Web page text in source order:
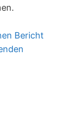
Bericht